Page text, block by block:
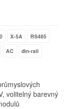
X-5A
RS485
AC
din-rail
volitelný barevný